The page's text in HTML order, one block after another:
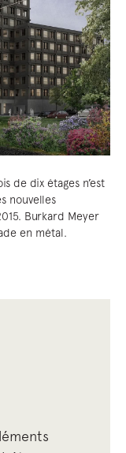
de dix étages n’est
nouvelles
Burkard Meyer
en métal.